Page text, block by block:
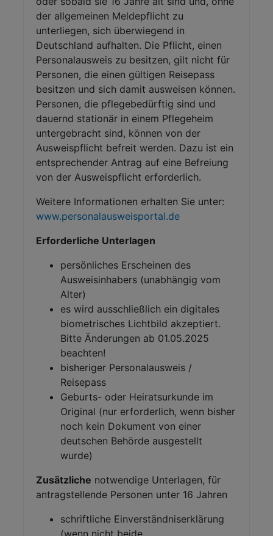
der allgemeinen Meldepflicht zu
unterliegen, sich überwiegend in
Deutschland aufhalten. Die Pflicht, einen
Personalausweis zu besitzen, gilt nicht für
Personen, die einen gültigen Reisepass
besitzen und sich damit ausweisen können.
Personen, die pflegebedürftig sind und
dauernd stationär in einem Pflegeheim
untergebracht sind, können von der
Ausweispflicht befreit werden. Dazu ist ein
entsprechender Antrag auf eine Befreiung
von der Ausweispflicht erforderlich.
Weitere Informationen erhalten Sie unter:
www.personalausweisportal.de
Erforderliche Unterlagen
persönliches Erscheinen des
Ausweisinhabers (unabhängig vom
Alter)
es wird ausschließlich ein digitales
biometrisches Lichtbild akzeptiert.
Bitte Änderungen ab 01.05.2025
beachten!
bisheriger Personalausweis /
Reisepass
Geburts- oder Heiratsurkunde im
Original (nur erforderlich, wenn bisher
noch kein Dokument von einer
deutschen Behörde ausgestellt
wurde)
Zusätzliche notwendige Unterlagen, für
antragstellende Personen unter 16 Jahren
schriftliche Einverständniserklärung
(wenn nicht beide